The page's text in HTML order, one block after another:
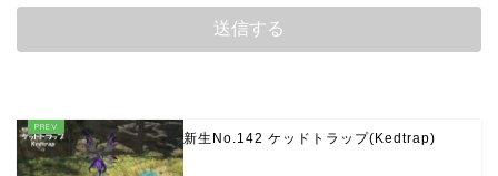
新生No.142 ケッドトラップ(Kedtrap)